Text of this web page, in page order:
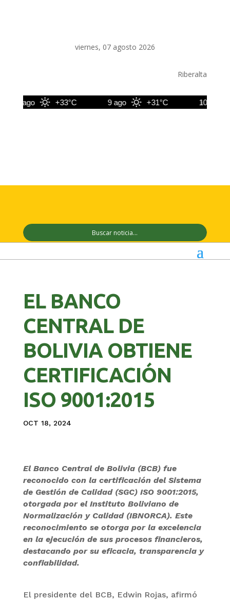
viernes, 07 agosto 2026
Riberalta
8 ago +33°C 9 ago +31°C 10 ago
EL BANCO
CENTRAL DE
BOLIVIA OBTIENE
CERTIFICACIÓN
ISO 9001:2015
OCT 18, 2024
El Banco Central de Bolivia (BCB) fue
reconocido con la certificación del Sistema
de Gestión de Calidad (SGC) ISO 9001:2015,
otorgada por el Instituto Boliviano de
Normalización y Calidad (IBNORCA). Este
reconocimiento se otorga por la excelencia
en la ejecución de sus procesos financieros,
destacando por su eficacia, transparencia y
confiabilidad.
El presidente del BCB, Edwin Rojas, afirmó